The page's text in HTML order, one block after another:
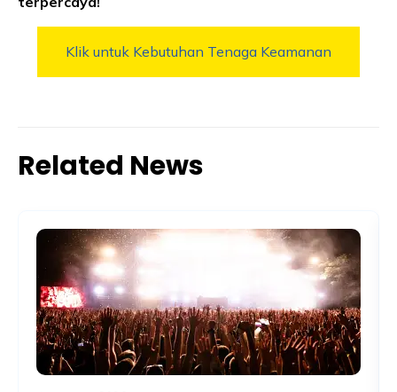
Klik untuk Kebutuhan Tenaga Keamanan
Related News